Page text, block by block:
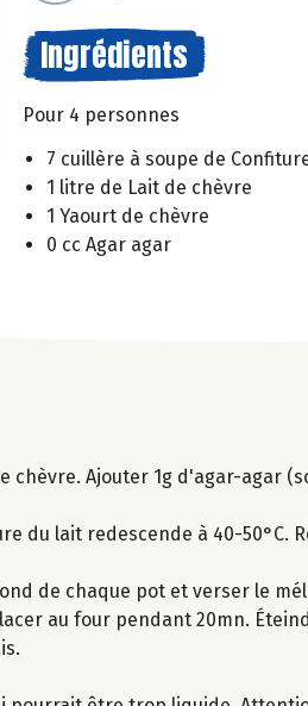
Ingrédients
Pour 4 personnes
7 cuillère à soupe de
1 litre de Lait de chèvre
1 Yaourt de chèvre
0 cc Agar agar
chèvre. Ajouter 1g d'agar-agar
du lait redescende à 40-50°C.
de chaque pot et verser le
au four pendant 20mn.